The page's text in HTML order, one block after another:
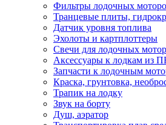
Фильтры лодочных
Транцевые плиты,
Датчик уровня топлива
Эхолоты и картплоттеры
Cвечи для лодочных
Аксессуары к лодкам из
Запчасти к лодочным
Краска, грунтовка,
Трапик на лодку
Звук на борту
Душ, аэратор